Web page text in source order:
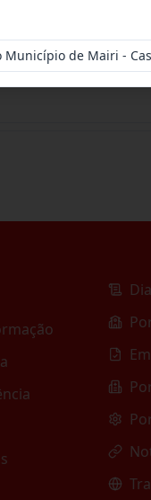
Município de Mairi -